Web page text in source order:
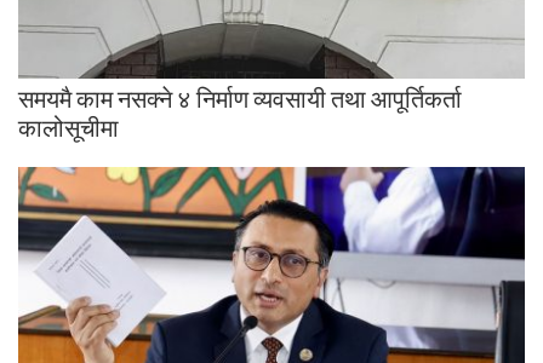
समयमै काम नसक्ने ४ निर्माण व्यवसायी तथा आपूर्तिकर्ता
कालोसूचीमा